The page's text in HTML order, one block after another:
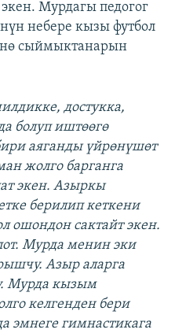
Мурдагы педогог
небере кызы футбол
сыймыктанарын
достукка,
болуп иштөөгө
аяганды үйрөнүшөт
жолго барганга
экен. Азыркы
берилип кеткени
ошондон сактайт экен.
Мурда менин эки
Азыр аларга
Мурда кызым
келгенден бери
эмнеге гимнастикага